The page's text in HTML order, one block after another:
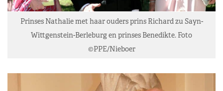
Prinses Nathalie met haar ouders prins Richard zu Sayn-
Wittgenstein-Berleburg en prinses Benedikte. Foto
©PPE/Nieboer